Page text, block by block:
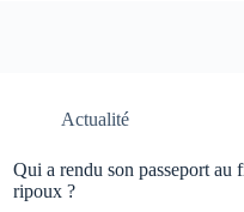
Actualité
Qui a rendu son passeport au
ripoux ?